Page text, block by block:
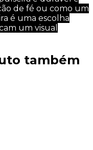
de fé ou como um
é uma escolha
um visual
também